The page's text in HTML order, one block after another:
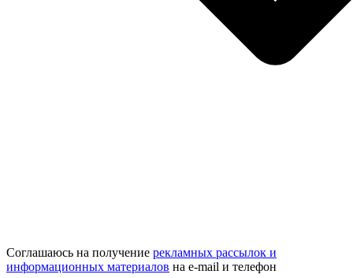
Соглашаюсь на получение рекламных рассылок и
информационных материалов на e‑mail и телефон